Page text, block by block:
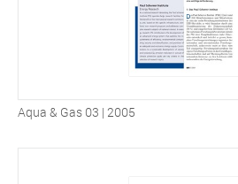
Aqua & Gas 03 | 2005